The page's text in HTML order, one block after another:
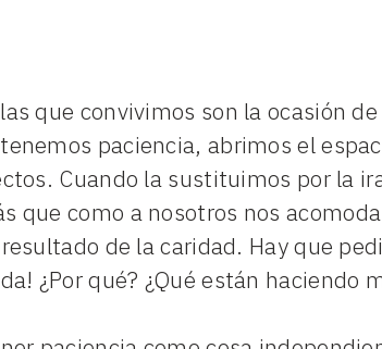
que convivimos son la ocasión
paciencia, abrimos el
Cuando la sustituimos por la
que como a nosotros nos
de la caridad. Hay que
¿Por qué? ¿Qué están haciendo